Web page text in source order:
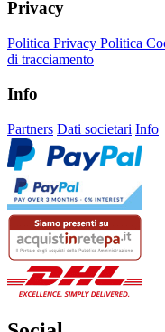
Privacy
Politica Privacy Politica
di tracciamento
Info
Partners Dati societari Info